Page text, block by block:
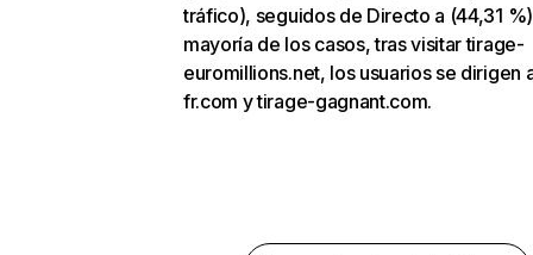
tráfico), seguidos de Directo a (44,31
mayoría de los casos, tras visitar tirage-
euromillions.net, los usuarios se dirigen
fr.com y tirage-gagnant.com.